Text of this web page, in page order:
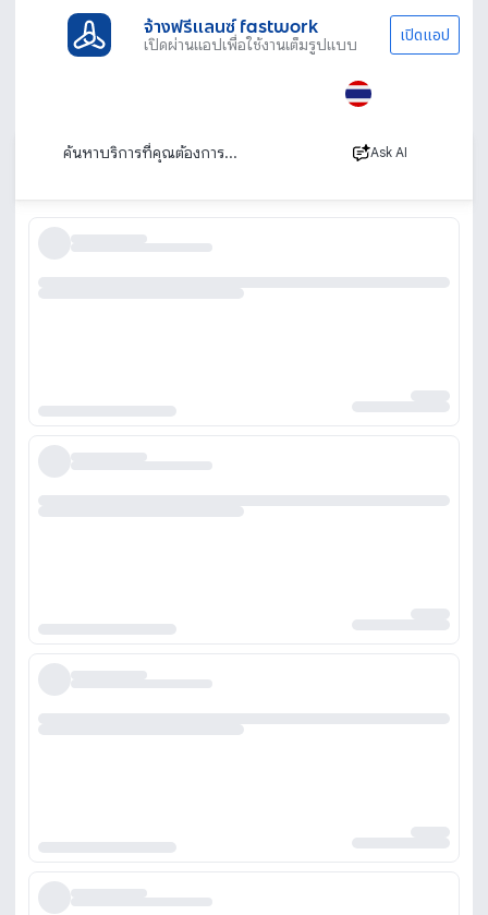
จ้างฟรีแลนซ์ fastwork
เปิดผ่านแอปเพื่อใช้งานเต็มรูปแบบ เปิดแอป
Ask AI
เช่าโกดังเก็บของ ห้องเก็บของให้เช่า Storage
เรียงตาม